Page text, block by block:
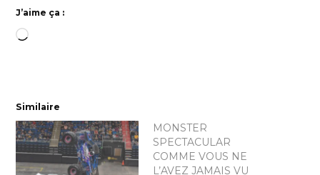
J’aime ça :
Chargement…
Similaire
MONSTER
SPECTACULAR
COMME VOUS NE
L’AVEZ JAMAIS VU